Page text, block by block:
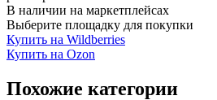
В наличии на маркетплейсах
Выберите площадку для покупки
Купить на Wildberries
Купить на Ozon
Похожие категории